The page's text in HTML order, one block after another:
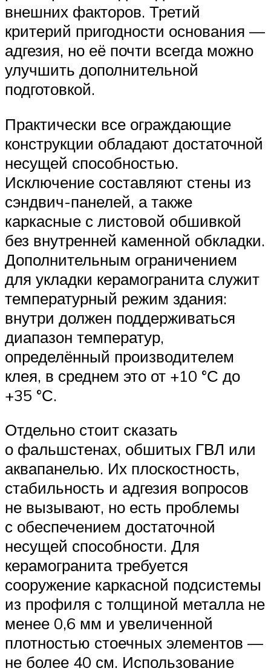
внешних факторов. Третий
критерий пригодности основания —
адгезия, но её почти всегда можно
улучшить дополнительной
подготовкой.
Практически все ограждающие
конструкции обладают достаточной
несущей способностью.
Исключение составляют стены из
сэндвич-панелей, а также
каркасные с листовой обшивкой
без внутренней каменной обкладки.
Дополнительным ограничением
для укладки керамогранита служит
температурный режим здания:
внутри должен поддерживаться
диапазон температур,
определённый производителем
клея, в среднем это от +10 °С до
+35 °С.
Отдельно стоит сказать
о фальшстенах, обшитых ГВЛ или
аквапанелью. Их плоскостность,
стабильность и адгезия вопросов
не вызывают, но есть проблемы
с обеспечением достаточной
несущей способности. Для
керамогранита требуется
сооружение каркасной подсистемы
из профиля с толщиной металла не
менее 0,6 мм и увеличенной
плотностью стоечных элементов —
не более 40 см. Использование